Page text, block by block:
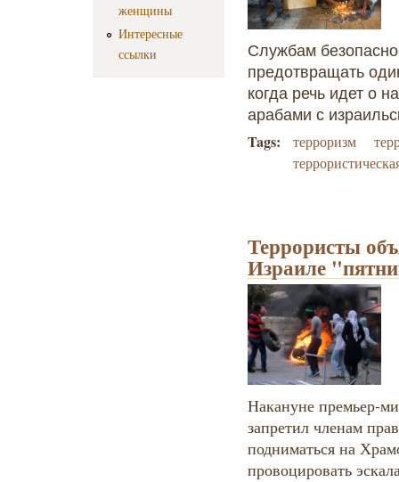
женщины
Интересные
ссылки
Службам
предотвращать
когда речь идет о
арабами с
Tags: терроризм
Террористы
Израиле
Накануне премьер-
запретил членам
подниматься на
провоцировать